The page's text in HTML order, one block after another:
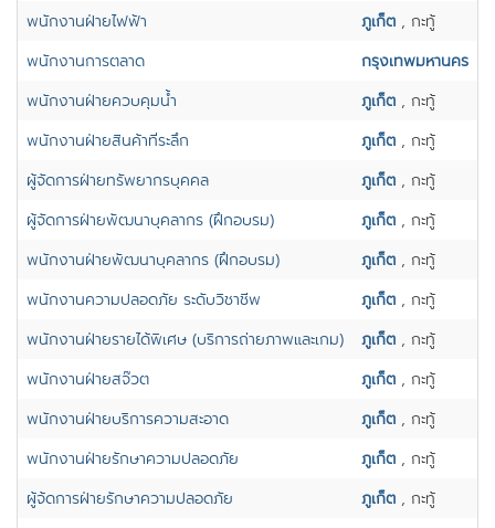
พนักงานฝ่ายไฟฟ้า
ภูเก็ต , กะทู้
พนักงานการตลาด
กรุงเทพมหานคร
พนักงานฝ่ายควบคุมน้ำ
ภูเก็ต , กะทู้
พนักงานฝ่ายสินค้าที่ระลึก
ภูเก็ต , กะทู้
ผู้จัดการฝ่ายทรัพยากรบุคคล
ภูเก็ต , กะทู้
ผู้จัดการฝ่ายพัฒนาบุคลากร (ฝึกอบรม)
ภูเก็ต , กะทู้
พนักงานฝ่ายพัฒนาบุคลากร (ฝึกอบรม)
ภูเก็ต , กะทู้
พนักงานความปลอดภัย ระดับวิชาชีพ
ภูเก็ต , กะทู้
พนักงานฝ่ายรายได้พิเศษ (บริการถ่ายภาพและเกม)
ภูเก็ต , กะทู้
พนักงานฝ่ายสจ๊วต
ภูเก็ต , กะทู้
พนักงานฝ่ายบริการความสะอาด
ภูเก็ต , กะทู้
พนักงานฝ่ายรักษาความปลอดภัย
ภูเก็ต , กะทู้
ผู้จ้ดการฝ่ายรักษาความปลอดภัย
ภูเก็ต , กะทู้